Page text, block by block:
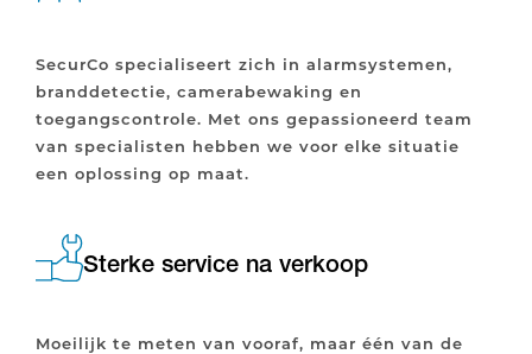
SecurCo specialiseert zich in alarmsystemen,
branddetectie, camerabewaking en
toegangscontrole. Met ons gepassioneerd team
van specialisten hebben we voor elke situatie
een oplossing op maat.
Sterke service na verkoop
Moeilijk te meten van vooraf, maar één van de